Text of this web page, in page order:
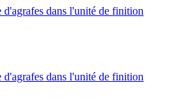
d'agrafes dans l'unité de finition
d'agrafes dans l'unité de finition